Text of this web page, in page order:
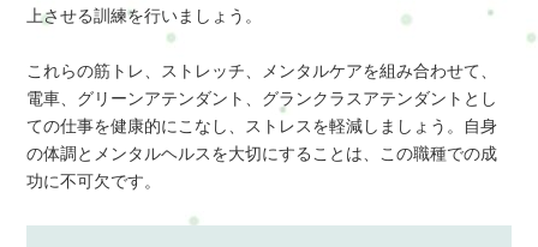
上させる訓練を行いましょう。
これらの筋トレ、ストレッチ、メンタルケアを組み合わせて、
電車、グリーンアテンダント、グランクラスアテンダントとし
ての仕事を健康的にこなし、ストレスを軽減しましょう。自身
の体調とメンタルヘルスを大切にすることは、この職種での成
功に不可欠です。